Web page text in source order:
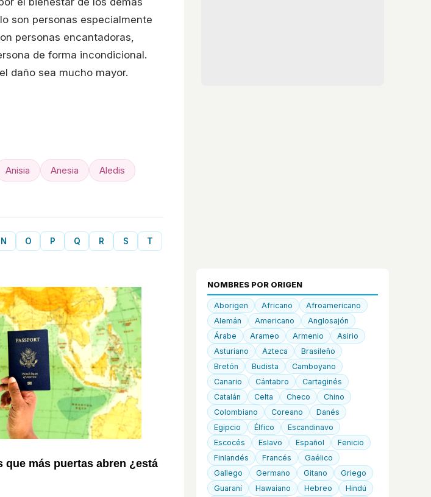
son personas especialmente
personas encantadoras,
de forma incondicional.
daño sea mucho mayor.
Anisia Anesia
Aledis
N O P Q R S
T
que más puertas abren ¿está
NOMBRES POR ORIGEN
Aborigen Africano
Afroamericano
Alemán
Americano
Anglosajón
Árabe
Arameo Armenio
Asirio
Asturiano
Azteca
Brasileño
Bretón
Budista
Camboyano
Canario
Cántabro
Cartaginés
Catalán
Celta Checo
Chino
Colombiano
Coreano
Danés
Egipcio
Élfico
Escandinavo
Escocés
Eslavo Español
Fenicio
Finlandés
Francés
Gaélico
Gallego
Germano Gitano
Griego
Guaraní
Hawaiano Hebreo
Hindú